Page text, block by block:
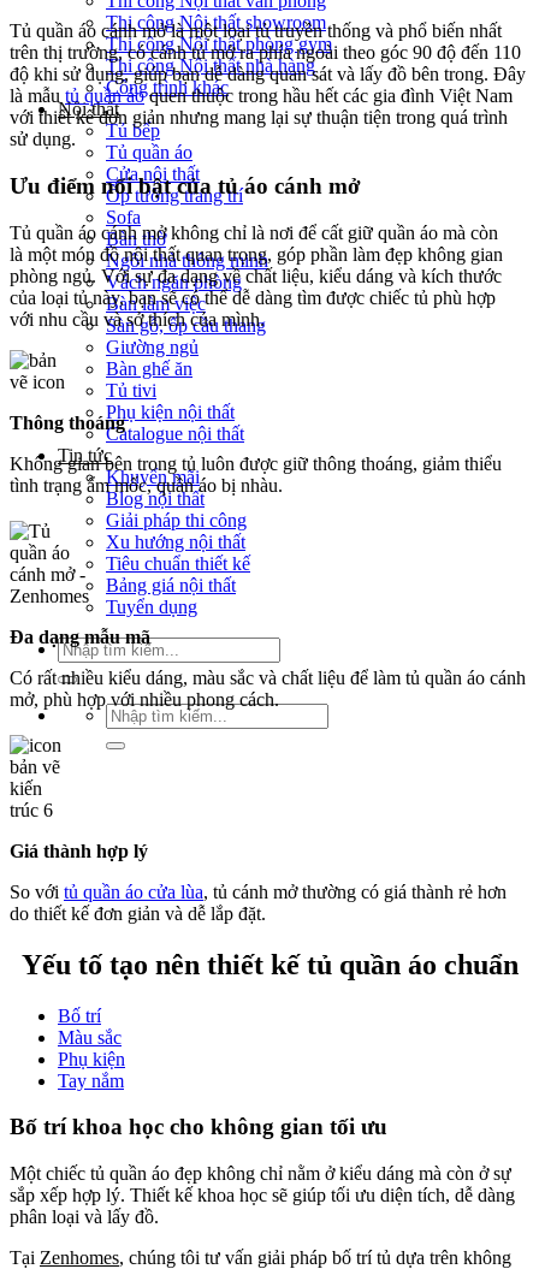
Thi công Nội thất showroom
Thi công Nội thất phòng gym
Thi công Nội thất nhà hàng
Công trình khác
Nội thất
Tủ bếp
Tủ quần áo
Cửa nội thất
Ốp tường trang trí
Sofa
Bàn thờ
Ngôi nhà thông minh
Vách ngăn phòng
Bàn làm việc
Sàn gỗ, ốp cầu thang
Giường ngủ
Bàn ghế ăn
Tủ tivi
Phụ kiện nội thất
Catalogue nội thất
Tin tức
Khuyến mãi
Blog nội thất
Giải pháp thi công
Xu hướng nội thất
Tiêu chuẩn thiết kế
Bảng giá nội thất
Tuyển dụng
Tìm
kiếm:
Tìm
kiếm:
Tủ quần áo cánh mở là một loại tủ truyền thống và phổ biến nhất
trên thị trường, có cánh tủ mở ra phía ngoài theo góc 90 độ đến 110
độ khi sử dụng, giúp bạn dễ dàng quan sát và lấy đồ bên trong. Đây
là mẫu tủ quần áoquen thuộc trong hầu hết các gia đình Việt Nam
với thiết kế đơn giản nhưng mang lại sự thuận tiện trong quá trình
sử dụng.
Ưu điểm nổi bật của tủ áo cánh mở
Tủ quần áo cánh mở không chỉ là nơi để cất giữ quần áo mà còn
là một món đồ nội thất quan trọng, góp phần làm đẹp không gian
phòng ngủ. Với sự đa dạng về chất liệu, kiểu dáng và kích thước
của loại tủ này, bạn sẽ có thể dễ dàng tìm được chiếc tủ phù hợp
với nhu cầu và sở thích của mình.
Thông thoáng
Không gian bên trong tủ luôn được giữ thông thoáng, giảm thiểu
tình trạng ẩm mốc, quần áo bị nhàu.
Đa dạng mẫu mã
Có rất nhiều kiểu dáng, màu sắc và chất liệu để làm tủ quần áo cánh
mở, phù hợp với nhiều phong cách.
Giá thành hợp lý
So với tủ quần áo cửa lùa, tủ cánh mở thường có giá thành rẻ hơn
do thiết kế đơn giản và dễ lắp đặt.
Yếu tố tạo nên thiết kế tủ quần áo chuẩn
Bố trí
Màu sắc
Phụ kiện
Tay nắm
Bố trí khoa học cho không gian tối ưu
Một chiếc tủ quần áo đẹp không chỉ nằm ở kiểu dáng mà còn ở sự
sắp xếp hợp lý. Thiết kế khoa học sẽ giúp tối ưu diện tích, dễ dàng
phân loại và lấy đồ.
Tại Zenhomes, chúng tôi tư vấn giải pháp bố trí tủ dựa trên không